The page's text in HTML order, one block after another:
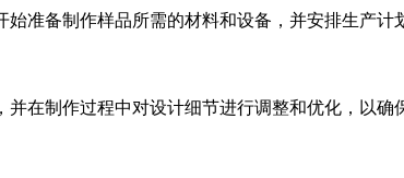
准备制作样品所需的材料和设备，并安排生产计
并在制作过程中对设计细节进行调整和优化，以